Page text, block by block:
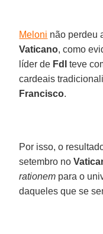
Meloni não perdeu
Vaticano, como
líder de FdI teve
cardeais
Francisco.
Por isso, o
setembro no
rationem para o
daqueles que se